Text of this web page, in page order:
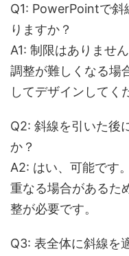
Q1: PowerPointで斜
りますか？
A1: 制限はありませ
調整が難しくなる場
してデザインしてく
Q2: 斜線を引いた後
か？
A2: はい、可能です
重なる場合があるた
整が必要です。
Q3: 表全体に斜線を